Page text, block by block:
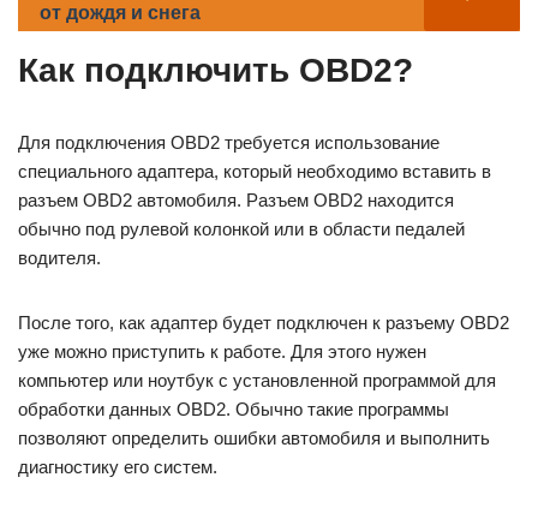
от дождя и снега
Как подключить OBD2?
Для подключения OBD2 требуется использование
специального адаптера, который необходимо вставить в
разъем OBD2 автомобиля. Разъем OBD2 находится
обычно под рулевой колонкой или в области педалей
водителя.
После того, как адаптер будет подключен к разъему OBD2
уже можно приступить к работе. Для этого нужен
компьютер или ноутбук с установленной программой для
обработки данных OBD2. Обычно такие программы
позволяют определить ошибки автомобиля и выполнить
диагностику его систем.